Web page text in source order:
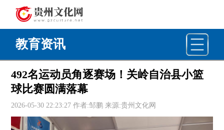
教育资讯
492名运动员角逐赛场！关岭自治县小篮
球比赛圆满落幕
2026-05-30 22:23:27 作者:邹鹏 来源:贵州文化网